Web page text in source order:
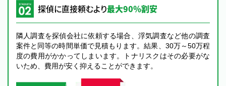
探偵に直接頼むより最大90％割安
隣人調査を探偵会社に依頼する場合、浮気調査など他の調査
案件と同等の時間単価で見積もります。結果、30万～50万程
度の費用がかかってしまいます。トナリスクはその必要がな
いため、費用が安く抑えることができます。